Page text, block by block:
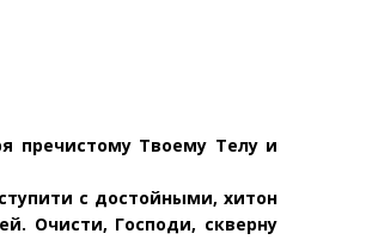
пречистому Твоему Телу и
с достойными, хитон
Очисти, Господи, скверну